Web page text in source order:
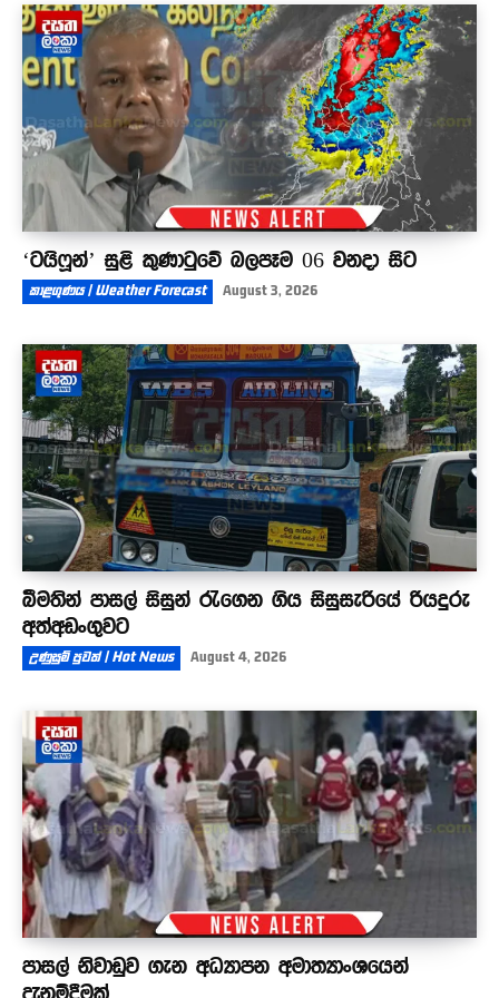
කරනවා
10:40
‘ටයිෆූන්’ සුළි කුණාටුවේ බලපෑම 06 වනදා සිට
කාළගුණය | Weather Forecast August 3, 2026
බීමතින් පාසල් සිසුන් රැගෙන ගිය සිසුසැරියේ රියදුරු
අත්අඩංගුවට
උණුසුම් පුවත් | Hot News August 4, 2026
පාසල් නිවාඩුව ගැන අධ්‍යාපන අමාත්‍යාංශයෙන්
දැනුම්දීමක්